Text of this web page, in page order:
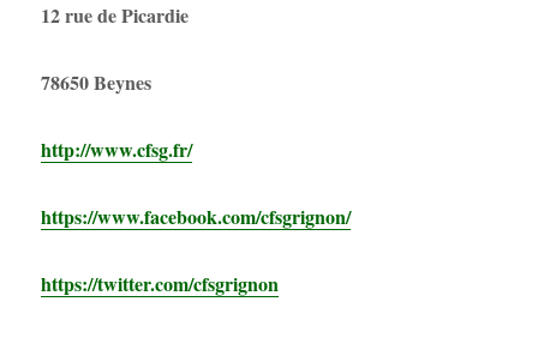
12 rue de Picardie
78650 Beynes
http://www.cfsg.fr/
https://www.facebook.com/cfsgrignon/
https://twitter.com/cfsgrignon